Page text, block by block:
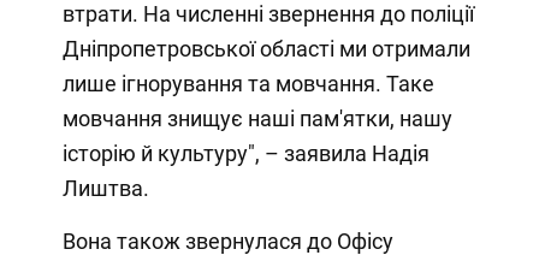
втрати. На численні звернення до поліції
Дніпропетровської області ми отримали
лише ігнорування та мовчання. Таке
мовчання знищує наші пам'ятки, нашу
історію й культуру", – заявила Надія
Лиштва.
Вона також звернулася до Офісу